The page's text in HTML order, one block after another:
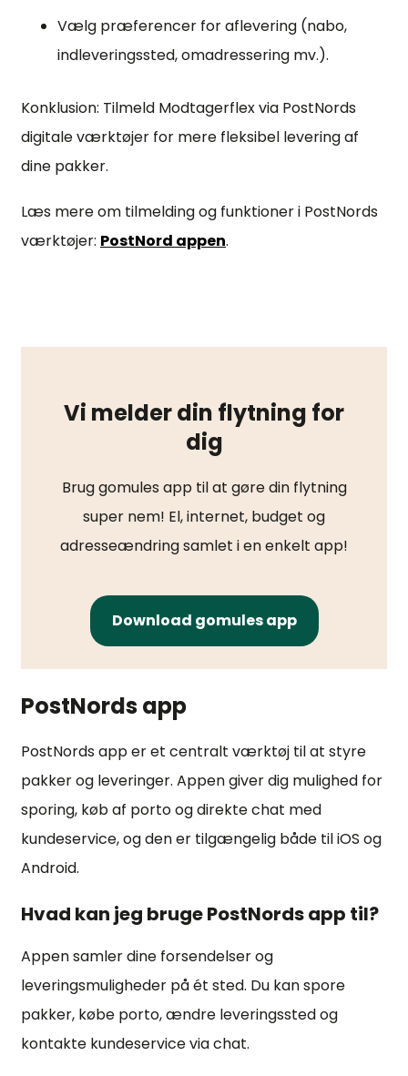
Vælg præferencer for aflevering (nabo,
indleveringssted, omadressering mv.).
Konklusion: Tilmeld Modtagerflex via PostNords
digitale værktøjer for mere fleksibel levering af
dine pakker.
Læs mere om tilmelding og funktioner i PostNords
værktøjer: PostNord appen.
Vi melder din flytning for
dig
Brug gomules app til at gøre din flytning
super nem! El, internet, budget og
adresseændring samlet i en enkelt app!
Download gomules app
PostNords app
PostNords app er et centralt værktøj til at styre
pakker og leveringer. Appen giver dig mulighed for
sporing, køb af porto og direkte chat med
kundeservice, og den er tilgængelig både til iOS og
Android.
Hvad kan jeg bruge PostNords app til?
Appen samler dine forsendelser og
leveringsmuligheder på ét sted. Du kan spore
pakker, købe porto, ændre leveringssted og
kontakte kundeservice via chat.